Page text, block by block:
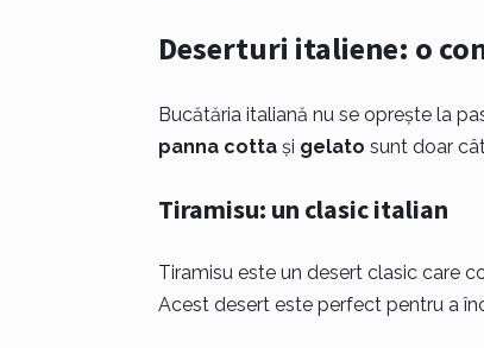
Deserturi italiene: o
Bucătăria italiană nu se oprește la
panna cottași gelato sunt doar
Tiramisu: un clasic italian
Tiramisu este un desert clasic care
Acest desert este perfect pentru a